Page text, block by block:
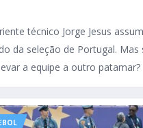
técnico Jorge Jesus
da seleção de Portugal. Mas
a equipe a outro patamar?